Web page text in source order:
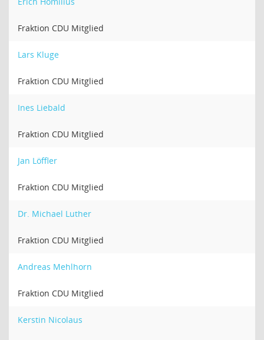
Fraktion CDU Mitglied
Lars Kluge
Fraktion CDU Mitglied
Ines Liebald
Fraktion CDU Mitglied
Jan Löffler
Fraktion CDU Mitglied
Dr. Michael Luther
Fraktion CDU Mitglied
Andreas Mehlhorn
Fraktion CDU Mitglied
Kerstin Nicolaus